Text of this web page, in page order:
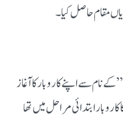
مقام حاصل کیا۔
موبائل” کے نام سے اپنے کاروبار کا آغاز
ابتدائی مراحل میں تھا